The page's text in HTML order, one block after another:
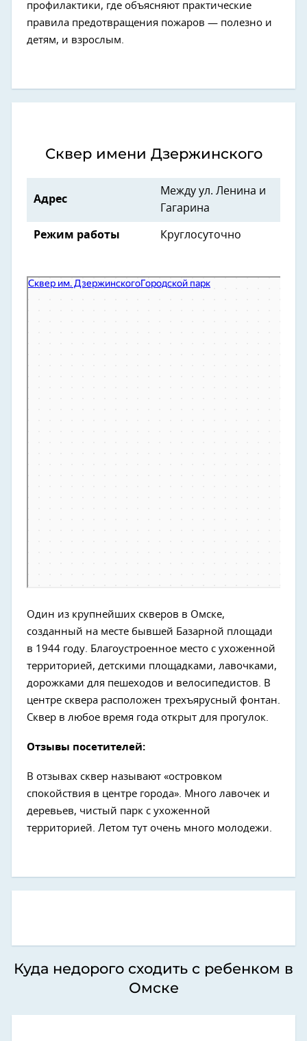
профилактики, где объясняют практические
правила предотвращения пожаров — полезно и
детям, и взрослым.
Сквер имени Дзержинского
Адрес
Между ул. Ленина и
Гагарина
Режим работы Круглосуточно
Сквер им. Дзержинского
Один из крупнейших скверов в Омске,
созданный на месте бывшей Базарной площади
в 1944 году. Благоустроенное место с ухоженной
территорией, детскими площадками, лавочками,
дорожками для пешеходов и велосипедистов. В
центре сквера расположен трехъярусный фонтан.
Сквер в любое время года открыт для прогулок.
Отзывы посетителей:
В отзывах сквер называют «островком
спокойствия в центре города». Много лавочек и
деревьев, чистый парк с ухоженной
территорией. Летом тут очень много молодежи.
Куда недорого сходить с ребенком в
Омске